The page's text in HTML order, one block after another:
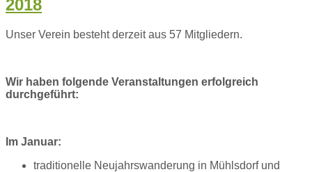
2018
Unser Verein besteht derzeit aus 57 Mitgliedern.
Wir haben folgende Veranstaltungen erfolgreich
durchgeführt:
Im Januar:
traditionelle Neujahrswanderung in Mühlsdorf und